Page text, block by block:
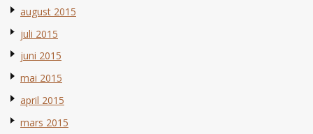
august 2015
juli 2015
juni 2015
mai 2015
april 2015
mars 2015